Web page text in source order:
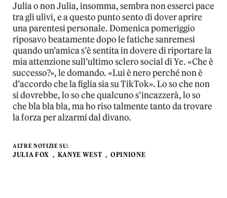
Julia o non Julia, insomma, sembra non esserci pace
tra gli ulivi, e a questo punto sento di dover aprire
una parentesi personale. Domenica pomeriggio
riposavo beatamente dopo le fatiche sanremesi
quando un’amica s’è sentita in dovere di riportare la
mia attenzione sull’ultimo sclero social di Ye. «Che è
successo?», le domando. «Lui è nero perché non è
d’accordo che la figlia sia su TikTok». Lo so che non
si dovrebbe, lo so che qualcuno s’incazzerà, lo so
che bla bla bla, ma ho riso talmente tanto da trovare
la forza per alzarmi dal divano.
ALTRE NOTIZIE SU:
JULIA FOX KANYE WEST OPINIONE